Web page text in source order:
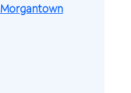
Morgantown